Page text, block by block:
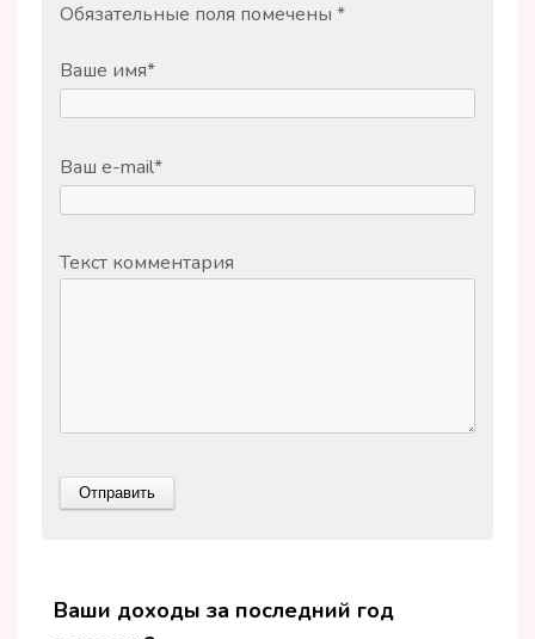
Обязательные поля помечены *
Ваше имя*
Ваш e-mail*
Текст комментария
Ваши доходы за последний год